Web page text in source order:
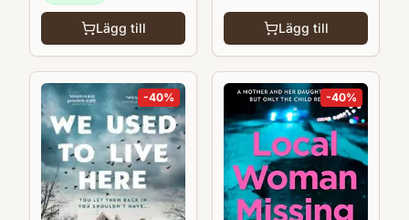
Lägg till Lägg till
-40% -40%